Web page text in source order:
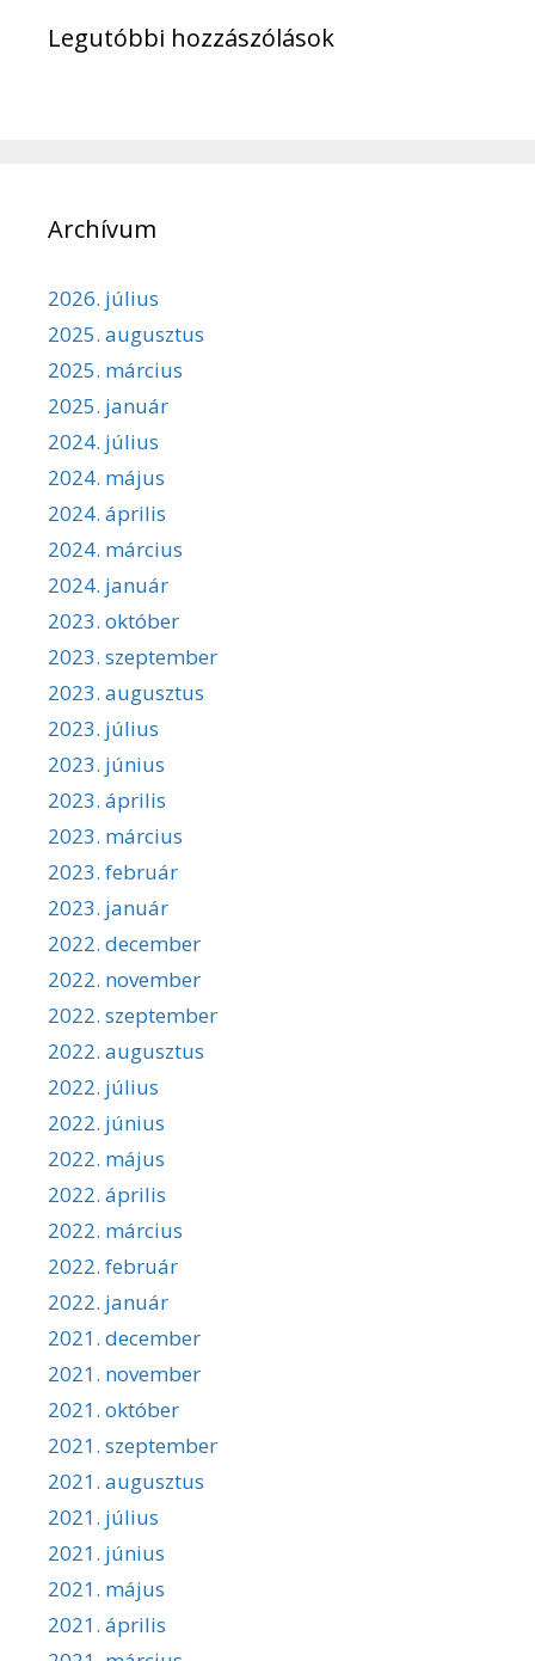
Legutóbbi hozzászólások
Archívum
2026. július
2025. augusztus
2025. március
2025. január
2024. július
2024. május
2024. április
2024. március
2024. január
2023. október
2023. szeptember
2023. augusztus
2023. július
2023. június
2023. április
2023. március
2023. február
2023. január
2022. december
2022. november
2022. szeptember
2022. augusztus
2022. július
2022. június
2022. május
2022. április
2022. március
2022. február
2022. január
2021. december
2021. november
2021. október
2021. szeptember
2021. augusztus
2021. július
2021. június
2021. május
2021. április